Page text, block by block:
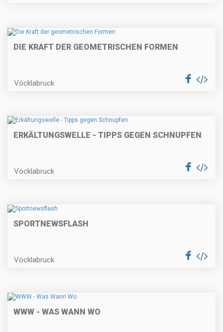
DIE KRAFT DER GEOMETRISCHEN FORMEN
Vöcklabruck
ERKÄLTUNGSWELLE - TIPPS GEGEN SCHNUPFEN
Vöcklabruck
SPORTNEWSFLASH
Vöcklabruck
WWW - WAS WANN WO